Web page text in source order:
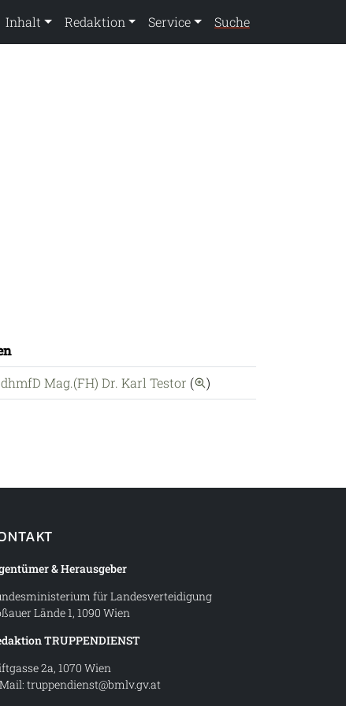
Inhalt Redaktion Service Suche
Mag.(FH) Dr. Karl Testor ( auf diesen Autor
)
& Herausgeber
für Landesverteidigung
Lände 1, 1090 Wien
TRUPPENDIENST
2a, 1070 Wien
truppendienst@bmlv.gv.at